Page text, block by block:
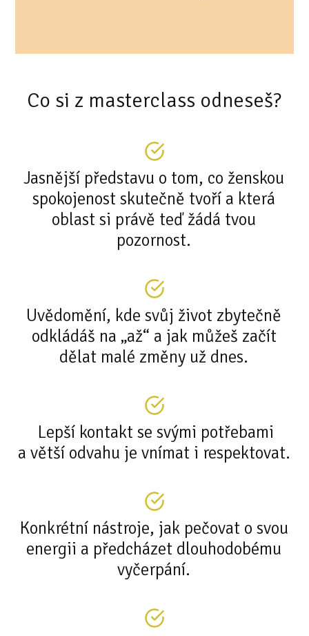
Co si z masterclass odneseš?
Jasnější představu o tom, co ženskou
spokojenost skutečně tvoří a která
oblast si právě teď žádá tvou
pozornost.
Uvědomění, kde svůj život zbytečně
odkládáš na „až“ a jak můžeš začít
dělat malé změny už dnes.
Lepší kontakt se svými potřebami
a větší odvahu je vnímat i respektovat.
Konkrétní nástroje, jak pečovat o svou
energii a předcházet dlouhodobému
vyčerpání.